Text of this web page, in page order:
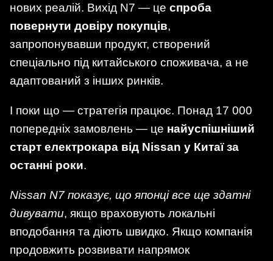
нових реалій. Вихід N7 — це спроба
повернути довіру покупців,
запропонувавши продукт, створений
спеціально під китайського споживача, а не
адаптований з інших ринків.
І поки що — стратегія працює. Понад 17 000
попередніх замовлень — це найуспішніший
старт електрокара від Nissan у Китаї за
останні роки.
Nissan N7 показує, що японці все ще здатні
дивувати, якщо враховують локальні
вподобання та діють швидко. Якщо компанія
продовжить розвивати напрямок